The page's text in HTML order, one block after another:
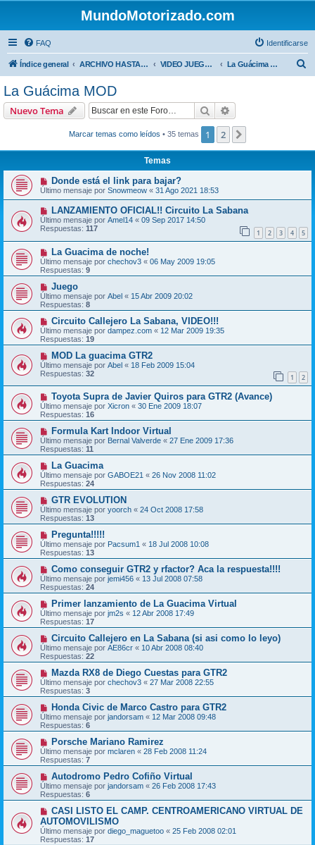
MundoMotorizado.com
FAQ Identificarse
Índice general ARCHIVO HASTA 2018 VIDEO JUEGOS DE MOTORES La Guácima MOD
La Guácima MOD
Nuevo Tema Buscar
Marcar temas como leídos • 35 temas 1 2
Temas
Donde está el link para bajar?
Último mensaje por Snowmeow « 31 Ago 2021 18:53
LANZAMIENTO OFICIAL!! Circuito La Sabana
Último mensaje por Amel14 « 09 Sep 2017 14:50
Respuestas: 117 1 2 3 4 5
La Guacima de noche!
Último mensaje por chechov3 « 06 May 2009 19:05
Respuestas: 9
Juego
Último mensaje por Abel « 15 Abr 2009 20:02
Respuestas: 8
Circuito Callejero La Sabana, VIDEO!!!
Último mensaje por dampez.com « 12 Mar 2009 19:35
Respuestas: 19
MOD La guacima GTR2
Último mensaje por Abel « 18 Feb 2009 15:04
Respuestas: 32 1 2
Toyota Supra de Javier Quiros para GTR2 (Avance)
Último mensaje por Xicron « 30 Ene 2009 18:07
Respuestas: 16
Formula Kart Indoor Virtual
Último mensaje por Bernal Valverde « 27 Ene 2009 17:36
Respuestas: 11
La Guacima
Último mensaje por GABOE21 « 26 Nov 2008 11:02
Respuestas: 24
GTR EVOLUTION
Último mensaje por yoorch « 24 Oct 2008 17:58
Respuestas: 13
Pregunta!!!!!
Último mensaje por Pacsum1 « 18 Jul 2008 10:08
Respuestas: 13
Como conseguir GTR2 y rfactor? Aca la respuesta!!!!
Último mensaje por jemi456 « 13 Jul 2008 07:58
Respuestas: 24
Primer lanzamiento de La Guacima Virtual
Último mensaje por jm2s « 12 Abr 2008 17:49
Respuestas: 17
Circuito Callejero en La Sabana (si asi como lo leyo)
Último mensaje por AE86cr « 10 Abr 2008 08:40
Respuestas: 22
Mazda RX8 de Diego Cuestas para GTR2
Último mensaje por chechov3 « 27 Mar 2008 22:55
Respuestas: 3
Honda Civic de Marco Castro para GTR2
Último mensaje por jandorsam « 12 Mar 2008 09:48
Respuestas: 6
Porsche Mariano Ramirez
Último mensaje por mclaren « 28 Feb 2008 11:24
Respuestas: 7
Autodromo Pedro Cofiño Virtual
Último mensaje por jandorsam « 26 Feb 2008 17:43
Respuestas: 6
CASI LISTO EL CAMP. CENTROAMERICANO VIRTUAL DE
AUTOMOVILISMO
Último mensaje por diego_maguetoo « 25 Feb 2008 02:01
Respuestas: 17